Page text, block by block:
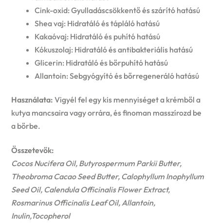
Cink-oxid: Gyulladáscsökkentő és szárító hatású
Shea vaj: Hidratáló és tápláló hatású
Kakaóvaj: Hidratáló és puhító hatású
Kókuszolaj: Hidratáló és antibakteriális hatású
Glicerin: Hidratáló és bőrpuhító hatású
Allantoin: Sebgyógyító és bőrregeneráló hatású
Használata: Vigyél fel egy kis mennyiséget a krémből a
kutya mancsaira vagy orrára, és finoman masszírozd be
a bőrbe.
Összetevők:
Cocos Nucifera Oil, Butyrospermum Parkii Butter,
Theobroma Cacao Seed Butter, Calophyllum Inophyllum
Seed Oil, Calendula Officinalis Flower Extract,
Rosmarinus Officinalis Leaf Oil, Allantoin,
Inulin,Tocopherol